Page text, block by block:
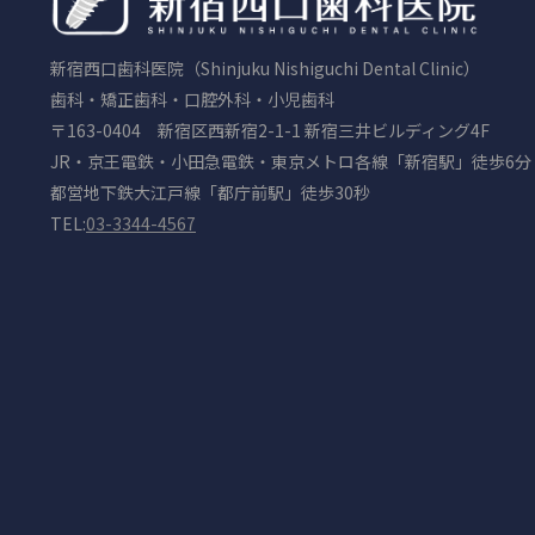
新宿西口歯科医院（Shinjuku Nishiguchi Dental Clinic）
歯科・矯正歯科・口腔外科・小児歯科
〒163-0404 新宿区西新宿2-1-1 新宿三井ビルディング4F
JR・京王電鉄・小田急電鉄・東京メトロ各線「新宿駅」徒歩6分
都営地下鉄大江戸線「都庁前駅」徒歩30秒
TEL:03-3344-4567